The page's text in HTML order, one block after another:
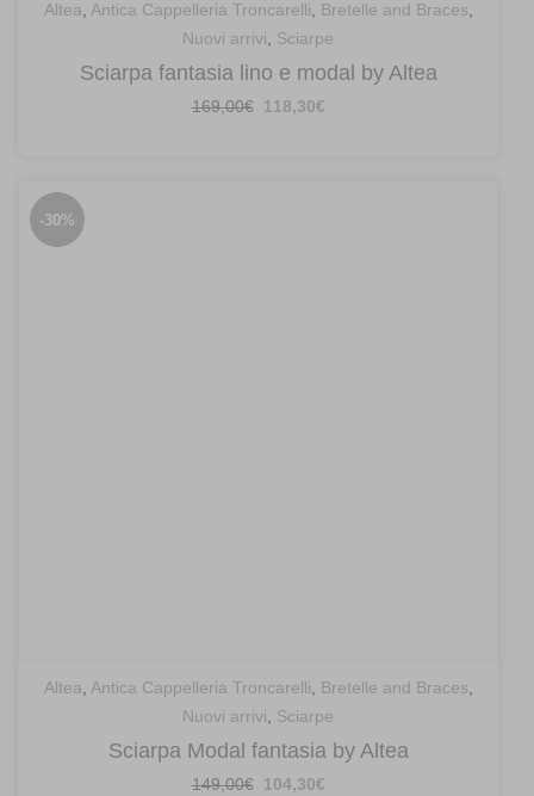
Altea, Antica Cappelleria Troncarelli, Bretelle and Braces,
Nuovi arrivi, Sciarpe
Sciarpa fantasia lino e modal by Altea
169,00€ Il118,30€
-30%
Altea, Antica Cappelleria Troncarelli, Bretelle and Braces,
Nuovi arrivi, Sciarpe
Sciarpa Modal fantasia by Altea
149,00€ Il104,30€